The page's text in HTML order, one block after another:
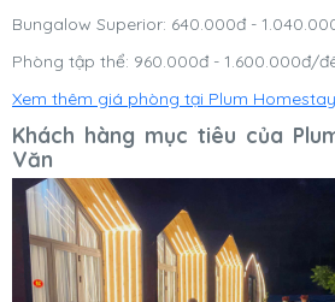
Bungalow Superior: 640.000đ -
Phòng tập thể: 960.000đ - 1.600.000đ/
Xem thêm giá phòng tại Plum
Khách hàng mục tiêu của
Văn